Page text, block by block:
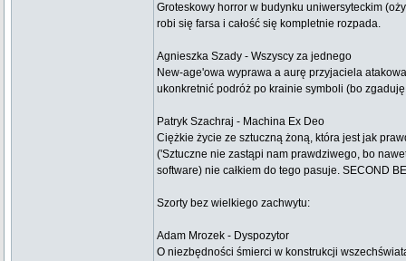
Groteskowy horror w budynku uniwersyteckim
robi się farsa i całość się kompletnie rozpada.
Agnieszka Szady - Wszyscy za jednego
New-age'owa wyprawa a aurę przyjaciela
ukonkretnić podróż po krainie symboli (bo
Patryk Szachraj - Machina Ex Deo
Ciężkie życie ze sztuczną żoną, która jest jak
('Sztuczne nie zastąpi nam prawdziwego, bo
software) nie całkiem do tego pasuje. SECOND
Szorty bez wielkiego zachwytu:
Adam Mrozek - Dyspozytor
O niezbędności śmierci w konstrukcji